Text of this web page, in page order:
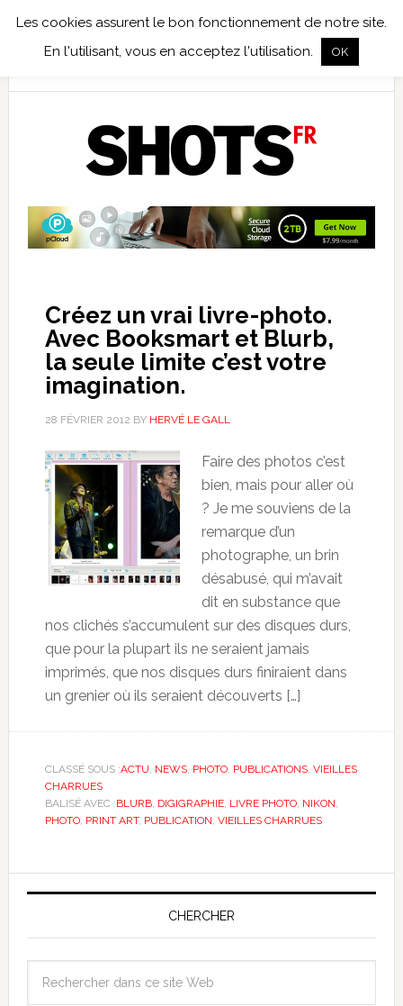
Créez un vrai livre-photo.
Avec Booksmart et Blurb,
la seule limite c’est votre
imagination.
28 FÉVRIER 2012 BY HERVÉ LE GALL
Faire des photos c’est
bien, mais pour aller où
? Je me souviens de la
remarque d’un
photographe, un brin
désabusé, qui m’avait
dit en substance que
nos clichés s’accumulent sur des disques durs,
que pour la plupart ils ne seraient jamais
imprimés, que nos disques durs finiraient dans
un grenier où ils seraient découverts […]
CLASSÉ SOUS :ACTU NEWS, PHOTO, PUBLICATIONS, VIEILLES
CHARRUES
BALISÉ AVEC :BLURB, DIGIGRAPHIE, LIVRE PHOTO, NIKON
PHOTO, PRINT ART, PUBLICATION VIEILLES CHARRUES
CHERCHER
Les cookies assurent le bon fonctionnement de notre site.
En l'utilisant, vous en acceptez l'utilisation.
OK